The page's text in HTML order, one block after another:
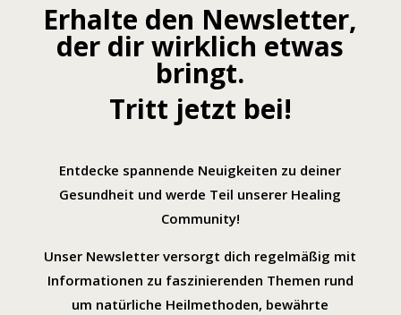
Erhalte den Newsletter,
der dir wirklich etwas
bringt.
Tritt jetzt bei!
Entdecke spannende Neuigkeiten zu deiner
Gesundheit und werde Teil unserer Healing
Community!
Unser Newsletter versorgt dich regelmäßig mit
Informationen zu faszinierenden Themen rund
um natürliche Heilmethoden, bewährte